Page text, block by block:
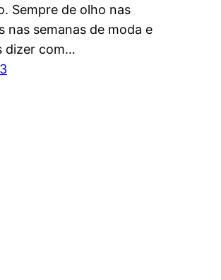
Sempre de olho nas
nas semanas de moda e
dizer com…